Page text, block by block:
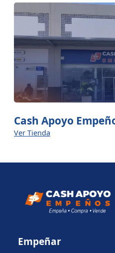
Cash Apoyo
Ver Tienda
Empeñar